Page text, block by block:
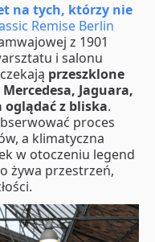
na tych, którzy nie
Remise Berlin
z 1901
i salonu
przeszklone
Jaguara,
oglądać z bliska.
proces
a klimatyczna
w otoczeniu legend
żywa przestrzeń,